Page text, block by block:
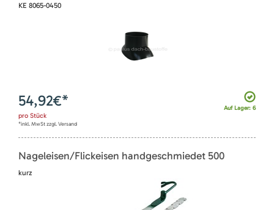
KE 8065-0450
Auf Lager: 6
54,92€*
pro Stück
*inkl. MwSt zzgl. Versand
Nageleisen/Flickeisen handgeschmiedet 500
kurz